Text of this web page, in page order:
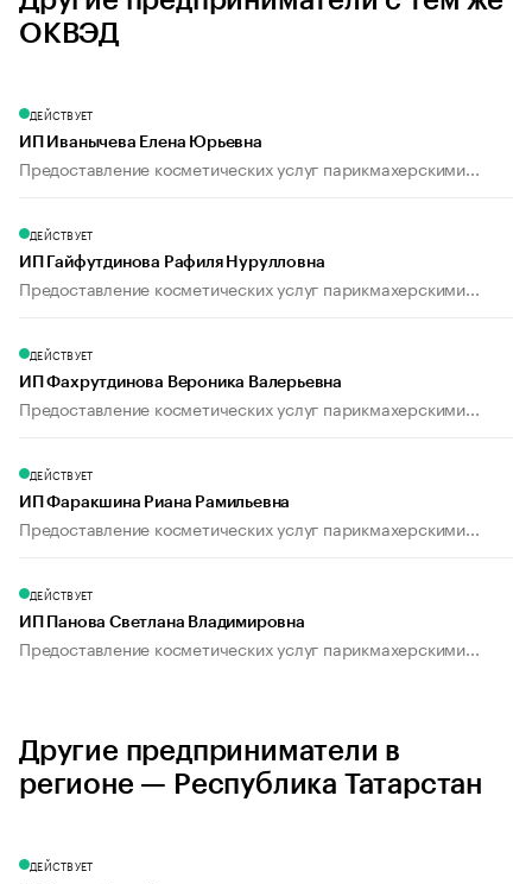
ОКВЭД
ДЕЙСТВУЕТ
ИП Иванычева Елена Юрьевна
Предоставление косметических услуг парикмахерскими...
ДЕЙСТВУЕТ
ИП Гайфутдинова Рафиля Нурулловна
Предоставление косметических услуг парикмахерскими...
ДЕЙСТВУЕТ
ИП Фахрутдинова Вероника Валерьевна
Предоставление косметических услуг парикмахерскими...
ДЕЙСТВУЕТ
ИП Фаракшина Риана Рамильевна
Предоставление косметических услуг парикмахерскими...
ДЕЙСТВУЕТ
ИП Панова Светлана Владимировна
Предоставление косметических услуг парикмахерскими...
Другие предприниматели в
регионе — Республика Татарстан
ДЕЙСТВУЕТ